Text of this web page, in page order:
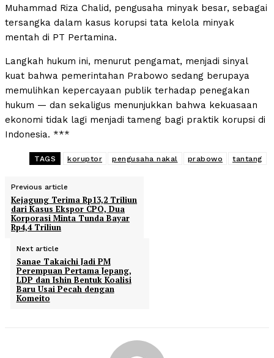
Muhammad Riza Chalid, pengusaha minyak besar, sebagai
tersangka dalam kasus korupsi tata kelola minyak
mentah di PT Pertamina.
Langkah hukum ini, menurut pengamat, menjadi sinyal
kuat bahwa pemerintahan Prabowo sedang berupaya
memulihkan kepercayaan publik terhadap penegakan
hukum — dan sekaligus menunjukkan bahwa kekuasaan
ekonomi tidak lagi menjadi tameng bagi praktik korupsi di
Indonesia. ***
TAGS koruptor pengusaha nakal prabowo tantang
Previous article
Kejagung Terima Rp13,2 Triliun
dari Kasus Ekspor CPO, Dua
Korporasi Minta Tunda Bayar
Rp4,4 Triliun
Next article
Sanae Takaichi Jadi PM
Perempuan Pertama Jepang,
LDP dan Ishin Bentuk Koalisi
Baru Usai Pecah dengan
Komeito